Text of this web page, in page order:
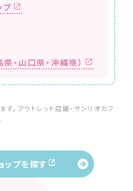
プ
・山口県・沖縄県）
。アウトレット店舗・サンリオカフ
ップを探す